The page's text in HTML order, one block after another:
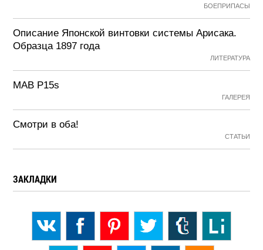
БОЕПРИПАСЫ
Описание Японской винтовки системы Арисака.
Образца 1897 года
ЛИТЕРАТУРА
MAB P15s
ГАЛЕРЕЯ
Смотри в оба!
СТАТЬИ
ЗАКЛАДКИ